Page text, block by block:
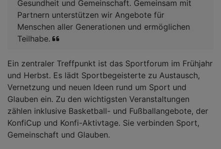
Gesundheit und Gemeinschaft. Gemeinsam mit
Partnern unterstützen wir Angebote für
Menschen aller Generationen und ermöglichen
Teilhabe.
Ein zentraler Treffpunkt ist das Sportforum im Frühjahr
und Herbst. Es lädt Sportbegeisterte zu Austausch,
Vernetzung und neuen Ideen rund um Sport und
Glauben ein. Zu den wichtigsten Veranstaltungen
zählen inklusive Basketball- und Fußballangebote, der
KonfiCup und Konfi-Aktivtage. Sie verbinden Sport,
Gemeinschaft und Glauben.